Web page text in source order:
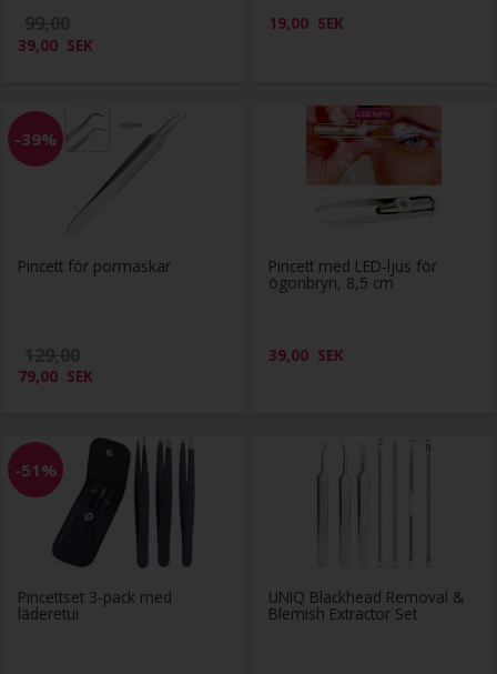
39,00 SEK
19,00 SEK
-39%
Pincett för pormaskar
79,00 SEK
Pincett med LED-ljus för
ögonbryn, 8,5 cm
39,00 SEK
-51%
Pincettset 3-pack med
läderetui
UNIQ Blackhead Removal &
Blemish Extractor Set